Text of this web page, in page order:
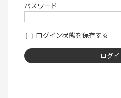
パスワード
ログイン状態を保存する